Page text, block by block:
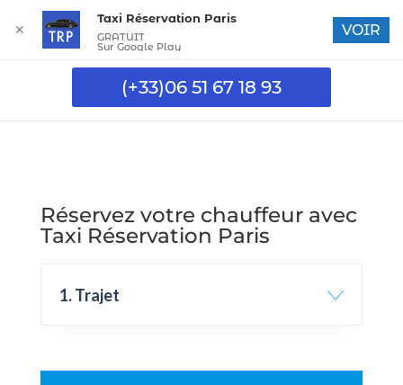
(+33)06 51 67 18 93
Réservez votre chauffeur avec
Taxi Réservation Paris
1. Trajet
✕
Taxi Réservation Paris
GRATUIT
Sur Google Play
VOIR